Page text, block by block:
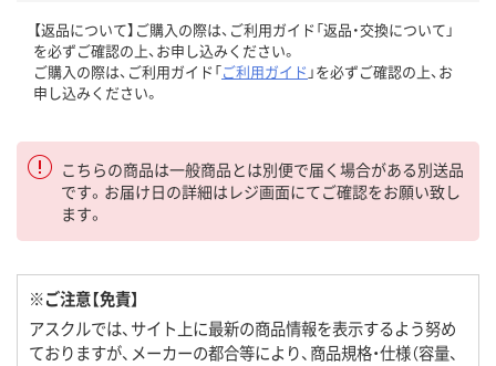
【返品について】ご購入の際は、ご利用ガイド「返品・交換について」
を必ずご確認の上、お申し込みください。
ご購入の際は、ご利用ガイド「ご利用ガイド 」を必ずご確認の上、お
申し込みください。
こちらの商品は一般商品とは別便で届く場合がある別送品
です。お届け日の詳細はレジ画面にてご確認をお願い致し
ます。
※ご注意【免責】
アスクルでは、サイト上に最新の商品情報を表示するよう努め
ておりますが、メーカーの都合等により、商品規格・仕様（容量、